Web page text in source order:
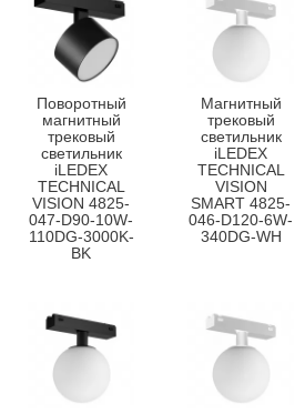
Поворотный
магнитный
трековый
светильник
iLEDEX
TECHNICAL
VISION 4825-
047-D90-10W-
110DG-3000K-
BK
Магнитный
трековый
светильник
iLEDEX
TECHNICAL
VISION
SMART 4825-
046-D120-6W-
340DG-WH